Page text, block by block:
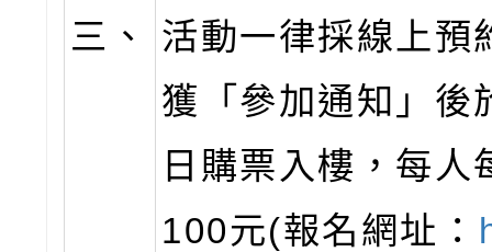
三、
活動一律採線上預
獲「參加通知」後
日購票入樓，每人
100元(報名網址：